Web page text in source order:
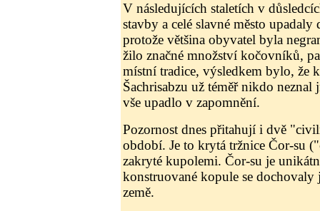
V následujících staletích v
stavby a celé slavné město
protože většina obyvatel byla
žilo značné množství kočovníků,
místní tradice, výsledkem bylo, že
Šachrisabzu už téměř nikdo neznal
vše upadlo v zapomnění.
Pozornost dnes přitahují i dvě
období. Je to krytá tržnice Čor-su
zakryté kupolemi. Čor-su je
konstruované kopule se dochovaly
země.